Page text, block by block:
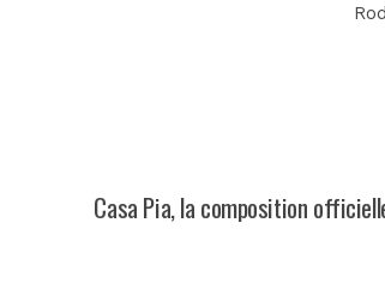
Casa Pia, la composition